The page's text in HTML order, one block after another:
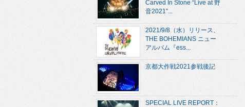
Carved In Stone “Live at 野
音2021”...
2021/9/8（水）リリース、
THE BOHEMIANS ニュー
アルバム『ess...
京都大作戦2021参戦後記
SPECIAL LIVE REPORT：